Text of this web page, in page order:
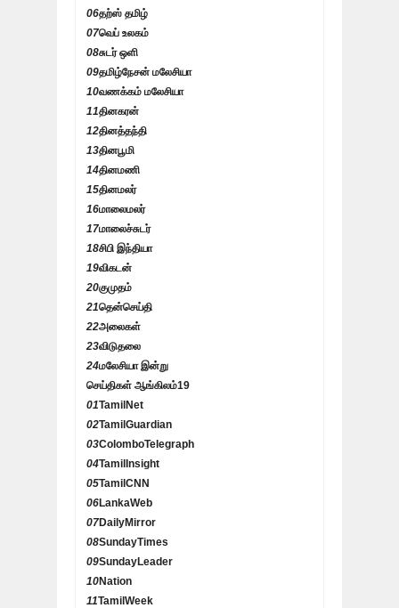
06தற்ஸ் தமிழ்
07வெப் உலகம்
08சுடர் ஒளி
09தமிழ்நேசன் மலேசியா
10வணக்கம் மலேசியா
11தினகரன்
12தினத்தந்தி
13தினபூமி
14தினமணி
15தினமலர்
16மாலைமலர்
17மாலைச்சுடர்
18சிபி இந்தியா
19விகடன்
20குமுதம்
21தென்செய்தி
22அலைகள்
23விடுதலை
24மலேசியா இன்று
செய்திகள் ஆங்கிலம்19
01TamilNet
02TamilGuardian
03ColomboTelegraph
04TamilInsight
05TamilCNN
06LankaWeb
07DailyMirror
08SundayTimes
09SundayLeader
10Nation
11TamilWeek